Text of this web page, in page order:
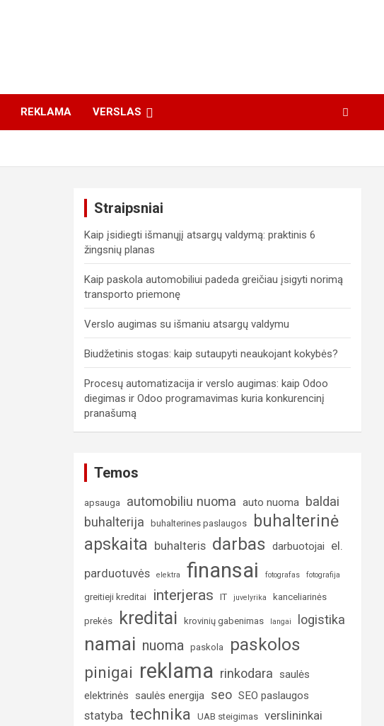
REKLAMA VERSLAS
Straipsniai
Kaip įsidiegti išmanųjį atsargų valdymą: praktinis 6
žingsnių planas
Kaip paskola automobiliui padeda greičiau įsigyti norimą
transporto priemonę
Verslo augimas su išmaniu atsargų valdymu
Biudžetinis stogas: kaip sutaupyti neaukojant kokybės?
Procesų automatizacija ir verslo augimas: kaip Odoo
diegimas ir Odoo programavimas kuria konkurencinį
pranašumą
Temos
apsauga automobiliu nuoma auto nuoma
baldai
buhalterija
buhalterines paslaugos
buhalterinė
apskaita buhalteris darbas darbuotojai el.
parduotuvės elektra finansai fotografas fotografija
greitieji kreditai interjeras IT juvelyrika kanceliarinės
prekės kreditai krovinių gabenimas langai logistika
namai nuoma paskola paskolos
pinigai reklama rinkodara
saulės
elektrinės
saulės energija seo SEO paslaugos
statyba technika UAB steigimas
verslininkai